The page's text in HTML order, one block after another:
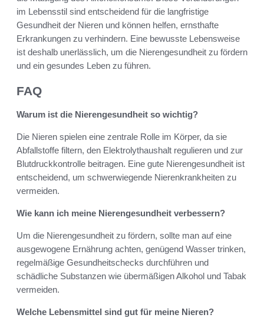
im Lebensstil sind entscheidend für die langfristige
Gesundheit der Nieren und können helfen, ernsthafte
Erkrankungen zu verhindern. Eine bewusste Lebensweise
ist deshalb unerlässlich, um die Nierengesundheit zu fördern
und ein gesundes Leben zu führen.
FAQ
Warum ist die Nierengesundheit so wichtig?
Die Nieren spielen eine zentrale Rolle im Körper, da sie
Abfallstoffe filtern, den Elektrolythaushalt regulieren und zur
Blutdruckkontrolle beitragen. Eine gute Nierengesundheit ist
entscheidend, um schwerwiegende Nierenkrankheiten zu
vermeiden.
Wie kann ich meine Nierengesundheit verbessern?
Um die Nierengesundheit zu fördern, sollte man auf eine
ausgewogene Ernährung achten, genügend Wasser trinken,
regelmäßige Gesundheitschecks durchführen und
schädliche Substanzen wie übermäßigen Alkohol und Tabak
vermeiden.
Welche Lebensmittel sind gut für meine Nieren?